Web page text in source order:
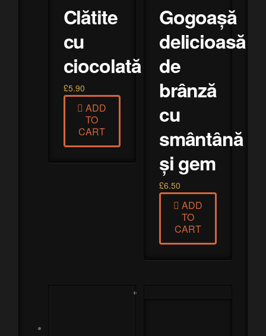
Clătite
cu
ciocolată
£5.90
ADD
TO
CART
Gogoașă
delicioasă
de
brânză
cu
smântână
și gem
£6.50
ADD
TO
CART